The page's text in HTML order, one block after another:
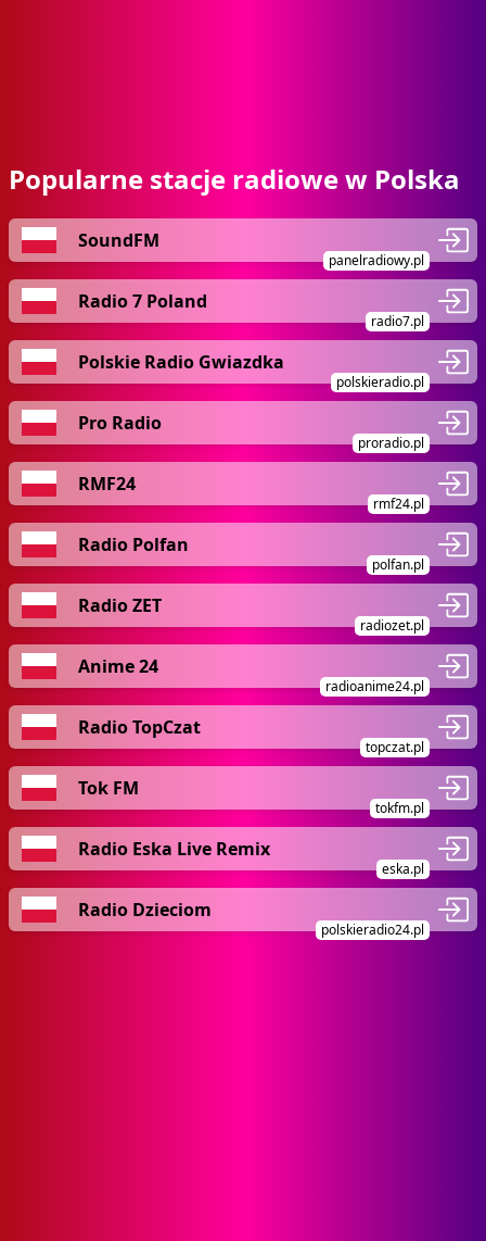
Popularne stacje radiowe w Polska
SoundFM
panelradiowy.pl
Radio 7 Poland
radio7.pl
Polskie Radio Gwiazdka
polskieradio.pl
Pro Radio
proradio.pl
RMF24
rmf24.pl
Radio Polfan
polfan.pl
Radio ZET
radiozet.pl
Anime 24
radioanime24.pl
Radio TopCzat
topczat.pl
Tok FM
tokfm.pl
Radio Eska Live Remix
eska.pl
Radio Dzieciom
polskieradio24.pl